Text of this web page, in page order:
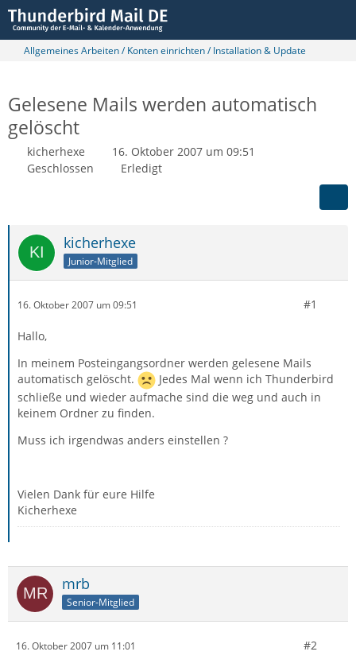
Allgemeines Arbeiten / Konten einrichten / Installation & Update
Gelesene Mails werden automatisch
gelöscht
kicherhexe
16. Oktober 2007 um 09:51
Geschlossen
Erledigt
kicherhexe
Junior-Mitglied
16. Oktober 2007 um 09:51 #1
Hallo,
In meinem Posteingangsordner werden gelesene Mails
automatisch gelöscht.
Jedes Mal wenn ich Thunderbird
schließe und wieder aufmache sind die weg und auch in
keinem Ordner zu finden.
Muss ich irgendwas anders einstellen ?
Vielen Dank für eure Hilfe
Kicherhexe
mrb
Senior-Mitglied
16. Oktober 2007 um 11:01 #2